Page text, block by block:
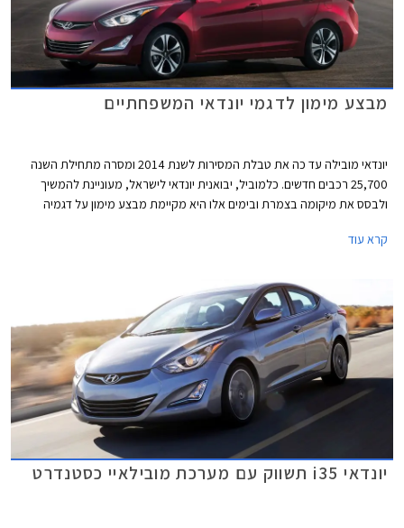
מבצע מימון לדגמי יונדאי המשפחתיים
יונדאי מובילה עד כה את טבלת המסירות לשנת 2014 ומסרה מתחילת השנה
25,700 רכבים חדשים. כלמוביל, יבואנית יונדאי לישראל, מעוניינת להמשיך
ולבסס את מיקומה בצמרת ובימים אלו היא מקיימת מבצע מימון על דגמיה
במסגרת המבצע מאפשרת החברה לשלם מקדמה שגובהה תלוי בין היתר בדגם
בתום שלוש שנים, שגובהו נגזר מהדגם הנבחר ומגובה המקדמה. המבצע בתוקף
עד ה- 31.10.2014.
קרא עוד
יונדאי i35 תשווק עם מערכת מובילאיי כסטנדרט